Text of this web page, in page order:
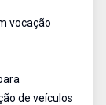
vocação
de veículos